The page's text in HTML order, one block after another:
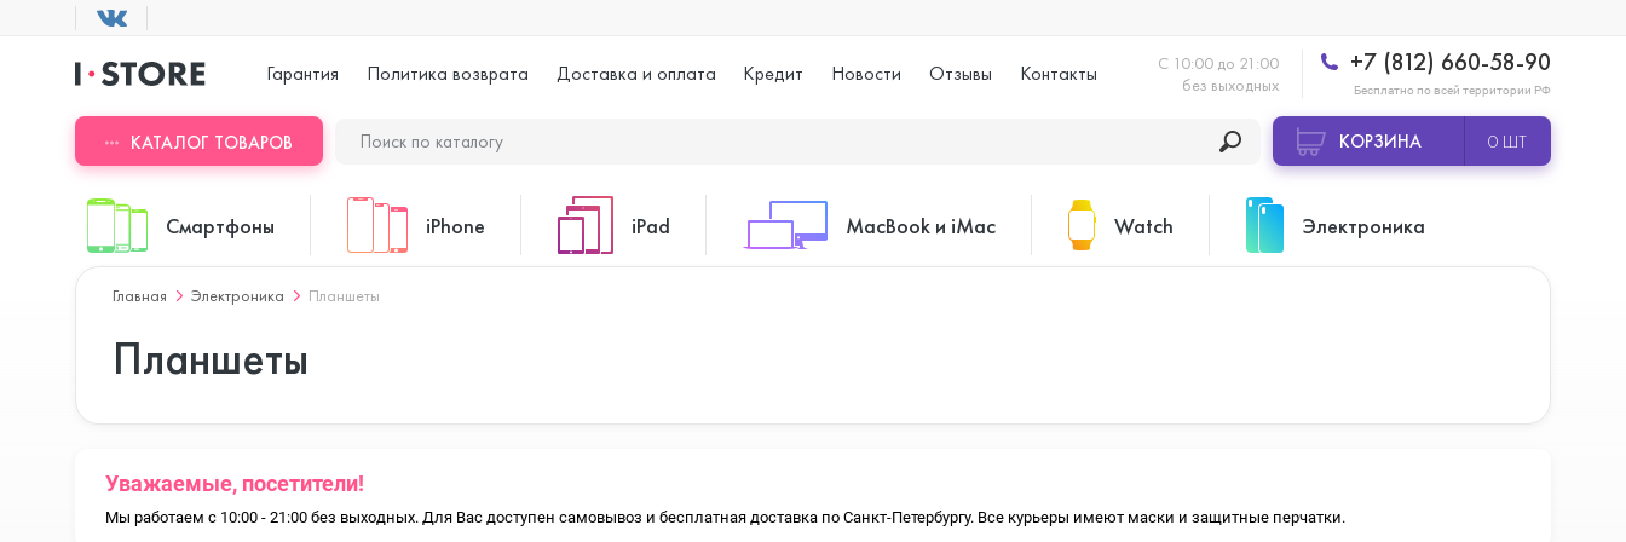
Гарантия Политика возврата Доставка и оплата Кредит Новости Отзывы Контакты
С 10:00 до 21:00
без выходных
+7 (812) 660-58-90
Бесплатно по всей территории РФ
КАТАЛОГ ТОВАРОВ КОРЗИНА 0 ШТ
Смартфоны
Blackview
Doogee
iPhone
iPhone 17 Pro
iPhone 17 Air
iPad
iPad 10.9 (2022)
iPad Air (2020)
MacBook и iMac
Macbook Air
Macbook Pro
Watch
Apple Watch Series 10
Apple Watch Series 11
Электроника
Камеры GoPro
Планшеты
Главная Электроника Планшеты
Планшеты
Уважаемые, посетители!
Мы работаем с 10:00 - 21:00 без выходных. Для Вас доступен самовывоз и бесплатная доставка по Санкт-Петербургу. Все курьеры имеют маски и защитные перчатки.